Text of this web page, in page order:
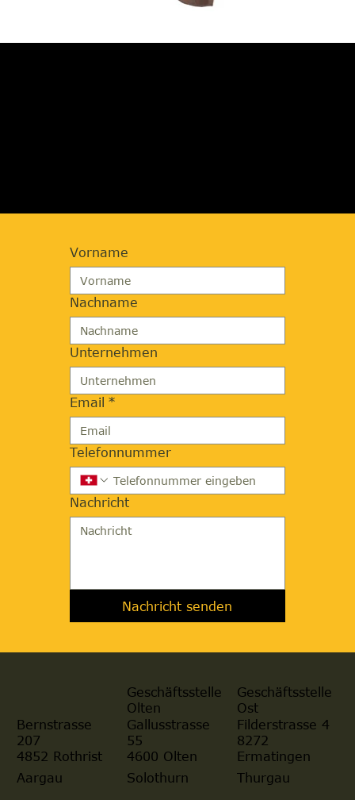
Vorname
Nachname
Unternehmen
Email *
Telefonnummer
Nachricht
Nachricht senden
Bernstrasse
207
4852 Rothrist
Geschäftsstelle
Olten
Gallusstrasse
55
4600 Olten
Geschäftsstelle
Ost
Filderstrasse 4
8272
Ermatingen
Aargau
Solothurn Thurgau